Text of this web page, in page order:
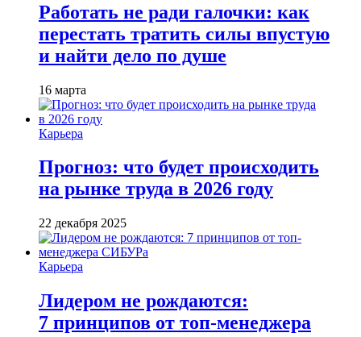
Работать не ради галочки: как
перестать тратить силы впустую
и найти дело по душе
16 марта
Карьера
Прогноз: что будет происходить
на рынке труда в 2026 году
22 декабря 2025
Карьера
Лидером не рождаются:
7 принципов от топ-менеджера